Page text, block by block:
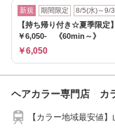
新規 期間限定 8/5(水)～9/
【持ち帰り付き☆夏季限
￥6,050- 《60min～》
￥6,050
ヘアカラー専門店 カ
【カラー地域最安値